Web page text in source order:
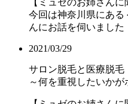
今回は神奈川県にある
んにお話を伺いました
2021/03/29
サロン脱毛と医療脱毛
～何を重視したいかが